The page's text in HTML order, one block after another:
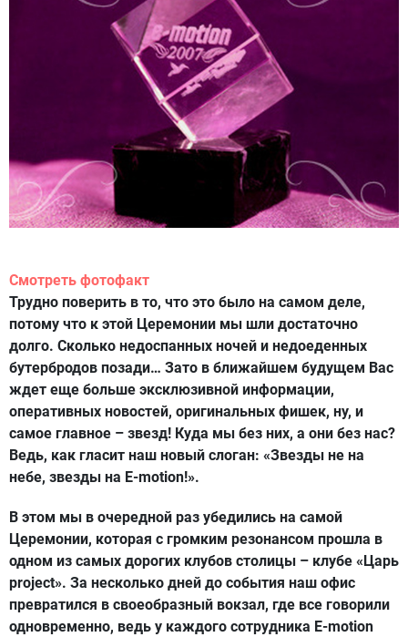
Смотреть фотофакт
Трудно поверить в то, что это было на самом деле,
потому что к этой Церемонии мы шли достаточно
долго. Сколько недоспанных ночей и недоеденных
бутербродов позади… Зато в ближайшем будущем Вас
ждет еще больше эксклюзивной информации,
оперативных новостей, оригинальных фишек, ну, и
самое главное – звезд! Куда мы без них, а они без нас?
Ведь, как гласит наш новый слоган: «Звезды не на
небе, звезды на E-motion!».
В этом мы в очередной раз убедились на самой
Церемонии, которая с громким резонансом прошла в
одном из самых дорогих клубов столицы – клубе «Царь
project». За несколько дней до события наш офис
превратился в своеобразный вокзал, где все говорили
одновременно, ведь у каждого сотрудника E-motion